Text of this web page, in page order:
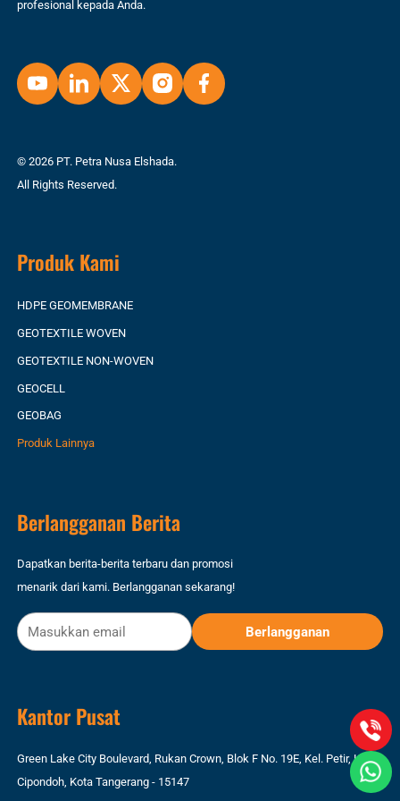
profesional kepada Anda.
© 2026 PT. Petra Nusa Elshada.
All Rights Reserved.
Produk Kami
HDPE GEOMEMBRANE
GEOTEXTILE WOVEN
GEOTEXTILE NON-WOVEN
GEOCELL
GEOBAG
Produk Lainnya
Berlangganan Berita
Dapatkan berita-berita terbaru dan promosi
menarik dari kami. Berlangganan sekarang!
Kantor Pusat
Green Lake City Boulevard, Rukan Crown, Blok F No. 19E, Kel. Petir, Kec.
Cipondoh, Kota Tangerang - 15147